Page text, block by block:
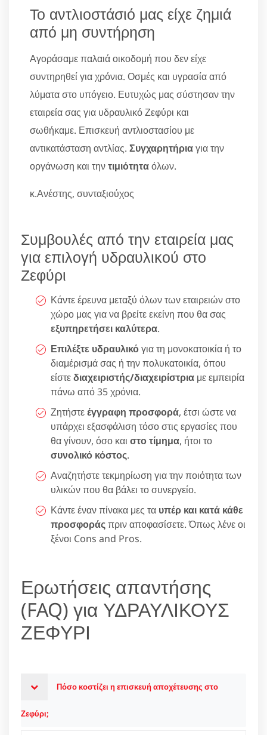
Το αντλιοστάσιό μας είχε ζημιά
από μη συντήρηση
Αγοράσαμε παλαιά οικοδομή που δεν είχε
συντηρηθεί για χρόνια. Οσμές και υγρασία από
λύματα στο υπόγειο. Ευτυχώς μας σύστησαν την
εταιρεία σας για υδραυλικό Ζεφύρι και
σωθήκαμε. Επισκευή αντλιοστασίου με
αντικατάσταση αντλίας. Συγχαρητήριαγια την
οργάνωση και τηντιμιότηταόλων.
κ.Ανέστης, συνταξιούχος
Συμβουλές από την εταιρεία μας
για επιλογή υδραυλικού στο
Ζεφύρι
Κάντε έρευνα μεταξύ όλων των εταιρειών στο
χώρο μας για να βρείτε εκείνη που θα σας
εξυπηρετήσει καλύτερα.
Επιλέξτε υδραυλικόγια τη μονοκατοικία ή το
διαμέρισμά σας ή την πολυκατοικία, όπου
είστεδιαχειριστής/διαχειρίστρια με εμπειρία
πάνω από 35 χρόνια.
Ζητήστεέγγραφη προσφορά, έτσι ώστε να
υπάρχει εξασφάλιση τόσο στις εργασίες που
θα γίνουν, όσο και στο τίμημα, ήτοι το
συνολικό κόστος.
Αναζητήστε τεκμηρίωση για την ποιότητα των
υλικών που θα βάλει το συνεργείο.
Κάντε έναν πίνακα μες τα υπέρ και κατά κάθε
προσφοράςπριν αποφασίσετε. Όπως λένε οι
ξένοι Cons and Pros.
Ερωτήσεις απαντήσης
(FAQ) για ΥΔΡΑΥΛΙΚΟΥΣ
ΖΕΦΥΡΙ
Πόσο κοστίζει η επισκευή αποχέτευσης στο
Ζεφύρι;